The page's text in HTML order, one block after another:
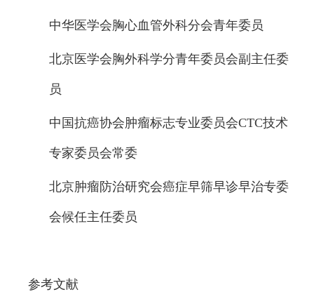
中华医学会胸心血管外科分会青年委员
北京医学会胸外科学分青年委员会副主任委
员
中国抗癌协会肿瘤标志专业委员会CTC技术
专家委员会常委
北京肿瘤防治研究会癌症早筛早诊早治专委
会候任主任委员
参考文献